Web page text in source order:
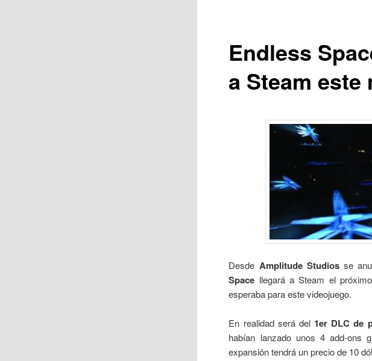
content
Endless
a Steam este
Desde Amplitude Studiosse
Space llegará a Steam el
esperaba para este videojuego.
En realidad será del 1er DLC de
habían lanzado unos 4 add-ons
expansión tendrá un precio de 10